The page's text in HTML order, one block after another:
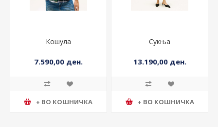
Кошула
7.590,00 ден.
+ ВО КОШНИЧКА
Сукња
13.190,00 ден.
+ ВО КОШНИЧКА